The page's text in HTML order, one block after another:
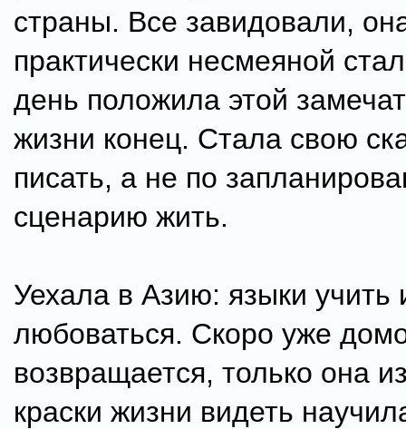
страны. Все завидовали,
практически несмеяной
день положила этой
жизни конец. Стала свою
писать, а не по
сценарию жить.
Уехала в Азию: языки учить
любоваться. Скоро уже
возвращается, только она
краски жизни видеть